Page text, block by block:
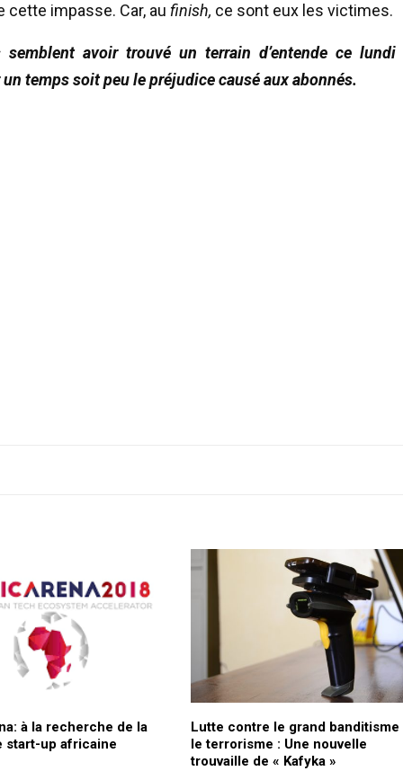
cette impasse. Car, au finish, ce sont eux les victimes.
avoir trouvé un terrain d’entende ce lundi
temps soit peu le préjudice causé aux abonnés.
à la recherche de la
start-up africaine
Lutte contre le grand banditisme
le terrorisme : Une nouvelle
trouvaille de « Kafyka »